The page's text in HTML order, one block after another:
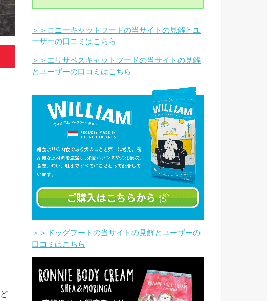
＞＞ロニーキャットフードの当サイトの見解とユ
ーザーの口コミはこちら
＞＞エリザベスキャットフードの当サイトの見解
とユーザーの口コミはこちら
＞＞ドッグフードの当サイトの見解とユーザーの
口コミはこちら